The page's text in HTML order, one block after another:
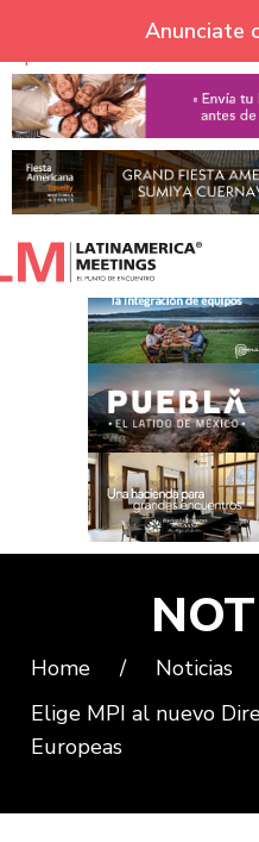
Skip to navigation
Skip to main content
Anunciate
Home / Noticias
Elige MPI al nuevo
Europeas